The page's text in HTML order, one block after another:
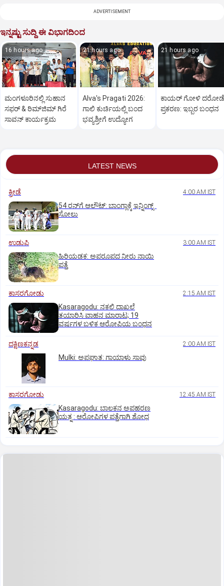
ADVERTISEMENT
ಇನ್ನಷ್ಟು ಸುದ್ದಿ ಈ ವಿಭಾಗದಿಂದ
16 hours ago
ಮಂಗಳೂರಿನಲ್ಲಿ ಸುಹಾನ
ಸಫರ್ & ರಿಮ್‌ಜಿಮ್ ಗಿರೆ
ಸಾವನ್ ಕಾರ್ಯಕ್ರಮ
21 hours ago
Alva's Pragati 2026:
ಗಾಲಿ ಕುರ್ಚಿಯಲ್ಲಿ ಬಂದ
ಭವ್ಯಶ್ರೀಗೆ ಉದ್ಯೋಗ
21 hours ago
ಕಾಯರ್ ಗೋಳಿ ದರೋಡೆ
ಪ್ರಕರಣ: ಇಬ್ಬರ ಬಂಧನ
LATEST NEWS
ಕ್ರೀಡೆ 4:00 AM IST
54 ರನ್‌ಗೆ ಆಲೌಟ್‌: ಬಾಂಗ್ಲಾಕ್ಕೆ ಇನ್ನಿಂಗ್ಸ್‌
ಸೋಲು
ಉಡುಪಿ 3:00 AM IST
ಹಿರಿಯಡಕ: ಅಪರೂಪದ ನೀರು ನಾಯಿ
ಪತ್ತೆ
ಕಾಸರಗೋಡು 2:15 AM IST
Kasaragodu: ನಕಲಿ ದಾಖಲೆ
ತಯಾರಿಸಿ ವಾಹನ ಮಾರಾಟ; 19
ವರ್ಷಗಳ ಬಳಿಕ ಆರೋಪಿಯ ಬಂಧನ
ದಕ್ಷಿಣಕನ್ನಡ 2:00 AM IST
Mulki: ಅಪಘಾತ: ಗಾಯಾಳು ಸಾವು
ಕಾಸರಗೋಡು 12:45 AM IST
Kasaragodu: ಬಾಲಕನ ಅಪಹರಣ
ಯತ್ನ : ಆರೋಪಿಗಳ ಪತ್ತೆಗಾಗಿ ಶೋಧ